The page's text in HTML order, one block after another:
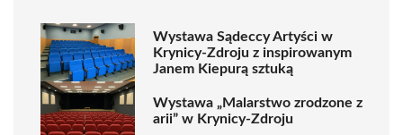
Wystawa Sądeccy Artyści w
Krynicy-Zdroju z inspirowanym
Janem Kiepurą sztuką
Wystawa „Malarstwo zrodzone z
arii” w Krynicy-Zdroju